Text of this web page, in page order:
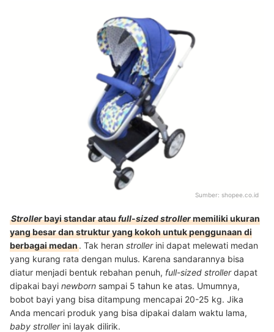
Sumber: shopee.co.id
Strollerbayi standar ataufull-sized strollermemiliki ukuran
yang besar dan struktur yang kokoh untuk penggunaan di
berbagai medan. Tak heran strollerini dapat melewati medan
yang kurang rata dengan mulus. Karena sandarannya bisa
diatur menjadi bentuk rebahan penuh, full-sized strollerdapat
dipakai bayi newborn sampai 5 tahun ke atas. Umumnya,
bobot bayi yang bisa ditampung mencapai 20-25 kg. Jika
Anda mencari produk yang bisa dipakai dalam waktu lama,
baby strollerini layak dilirik.